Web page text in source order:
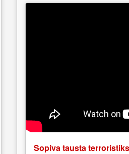
Sopiva tausta